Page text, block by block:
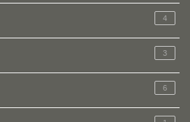
4
3
6